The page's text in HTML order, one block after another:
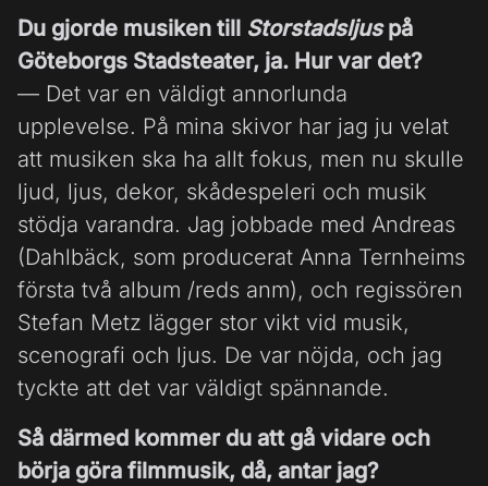
Du gjorde musiken till Storstadsljuspå
Göteborgs Stadsteater, ja. Hur var det?
— Det var en väldigt annorlunda
upplevelse. På mina skivor har jag ju velat
att musiken ska ha allt fokus, men nu skulle
ljud, ljus, dekor, skådespeleri och musik
stödja varandra. Jag jobbade med Andreas
(Dahlbäck, som producerat Anna Ternheims
första två album /reds anm), och regissören
Stefan Metz lägger stor vikt vid musik,
scenografi och ljus. De var nöjda, och jag
tyckte att det var väldigt spännande.
Så därmed kommer du att gå vidare och
börja göra filmmusik, då, antar jag?